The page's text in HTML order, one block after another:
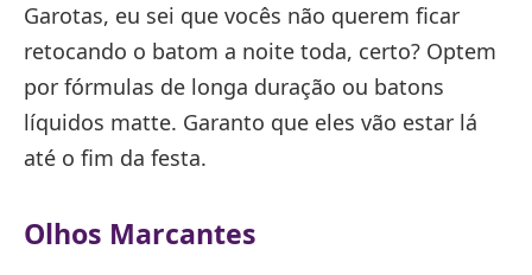
Garotas, eu sei que vocês não querem ficar
retocando o batom a noite toda, certo? Optem
por fórmulas de longa duração ou batons
líquidos matte. Garanto que eles vão estar lá
até o fim da festa.
Olhos Marcantes